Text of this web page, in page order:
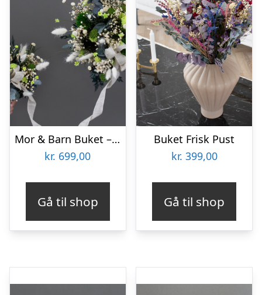
Mor & Barn Buket – Grøn/hvid
kr. 699,00
Gå til shop
Buket Frisk Pust
kr. 399,00
Gå til shop